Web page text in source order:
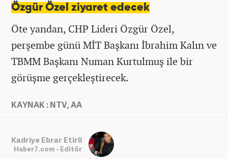
Özgür Özel ziyaret edecek
Öte yandan, CHP Lideri Özgür Özel,
perşembe günü MİT Başkanı İbrahim Kalın ve
TBMM Başkanı Numan Kurtulmuş ile bir
görüşme gerçekleştirecek.
KAYNAK : NTV, AA
Kadriye Ebrar Etirli
Haber7.com - Editör